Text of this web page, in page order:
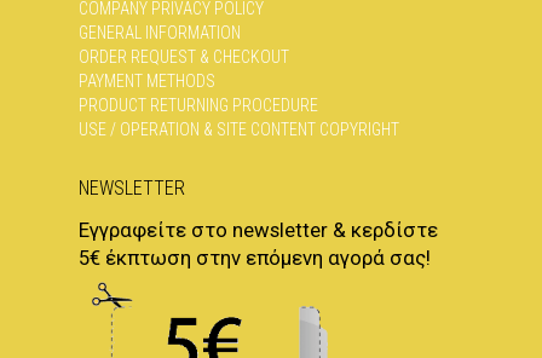
COMPANY PRIVACY POLICY
GENERAL INFORMATION
ORDER REQUEST & CHECKOUT
PAYMENT METHODS
PRODUCT RETURNING PROCEDURE
USE / OPERATION & SITE CONTENT COPYRIGHT
NEWSLETTER
Εγγραφείτε στο newsletter & κερδίστε
5€ έκπτωση στην επόμενη αγορά σας!